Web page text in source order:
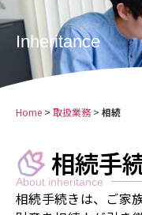
Inheritance
Home > 取扱業務 > 相続
相続手
About inheritance
相続手続きは、ご家